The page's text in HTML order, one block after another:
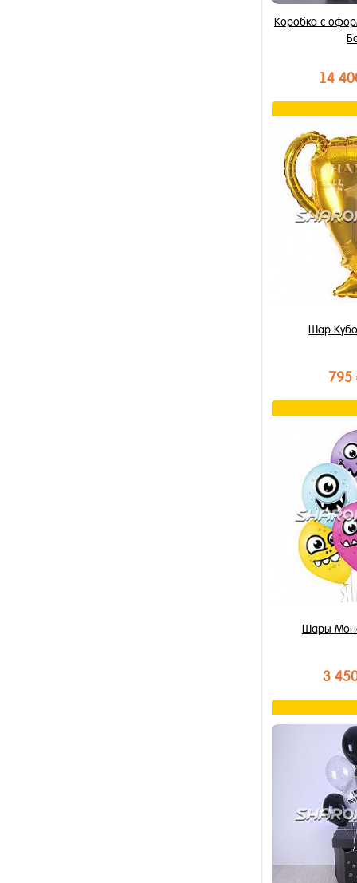
Коробка с
14
Купить в 1
В избранное
В наличии
Шар
Купить в 1
В избранное
В наличии
Шары
3
В
Купить в 1
В избранное
В наличии